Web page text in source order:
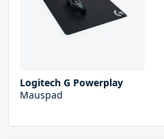
Logitech G Powerplay
Mauspad